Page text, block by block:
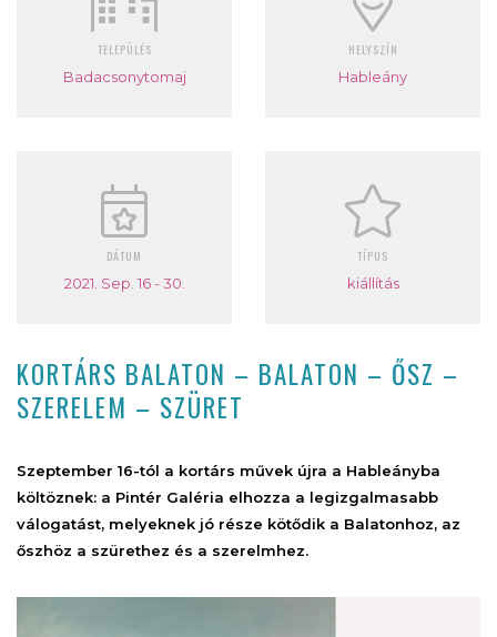
TELEPÜLÉS
Badacsonytomaj
HELYSZÍN
Hableány
DÁTUM
2021. Sep. 16 - 30.
TÍPUS
kiállítás
KORTÁRS BALATON – BALATON – ŐSZ –
SZERELEM – SZÜRET
Szeptember 16-tól a kortárs művek újra a Hableányba
költöznek: a Pintér Galéria elhozza a legizgalmasabb
válogatást, melyeknek jó része kötődik a Balatonhoz, az
őszhöz a szürethez és a szerelmhez.